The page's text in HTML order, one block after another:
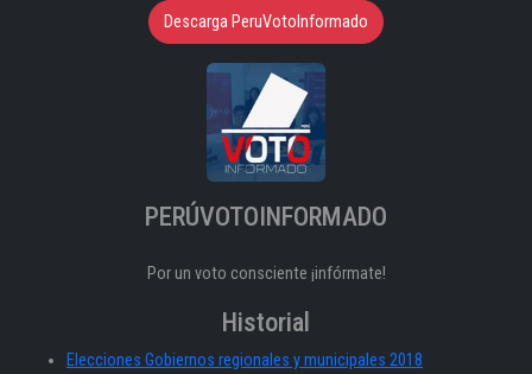
Descarga PeruVotoInformado
PERÚVOTOINFORMADO
Por un voto consciente ¡infórmate!
Historial
Elecciones Gobiernos regionales y municipales 2018